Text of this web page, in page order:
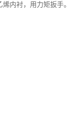
内衬，用力矩扳手。